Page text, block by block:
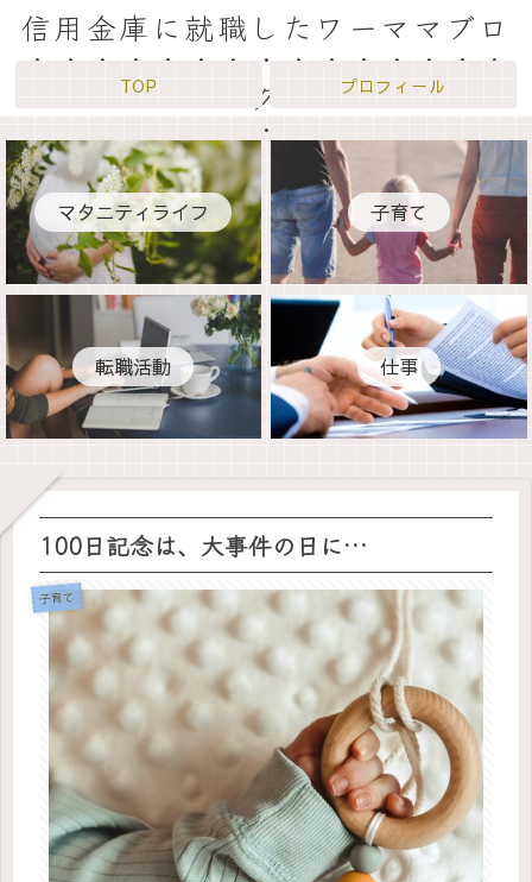
信用金庫に就職したワーママブロ
グ
TOP プロフィール
マタニティライフ 子育て
転職活動 仕事
100日記念は、大事件の日に…
子育て